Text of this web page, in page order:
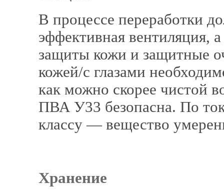
В процессе переработки
эффективная вентиляция,
защиты кожи и защитные
кожей/с глазами
как можно скорее чистой
ПВА У33 безопасна. По
классу — вещество
Хранение